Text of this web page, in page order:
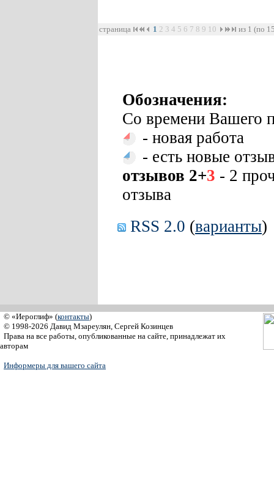
страница 1 2 3 4 5 6 7 8 9 10 из 1 (по
Обозначения:
Со времени Вашего
- новая работа
- есть новые
отзывов 2+3 - 2
отзыва
RSS 2.0 (варианты)
© «Иероглиф» (контакты)
© 1998-2026 Давид Мзареулян, Сергей Козинцев
Права на все работы, опубликованные на сайте, принадлежат их
авторам
Информеры для вашего сайта